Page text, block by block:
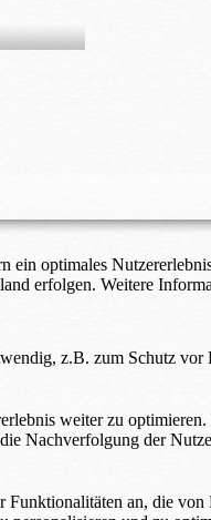
ein optimales
erfolgen. Weitere
z.B. zum Schutz
weiter zu
Nachverfolgung der
Funktionalitäten an, die